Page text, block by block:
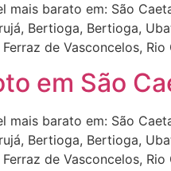
mais barato em: São
Bertioga, Bertioga,
de Vasconcelos,
em São
mais barato em: São
Bertioga, Bertioga,
de Vasconcelos,